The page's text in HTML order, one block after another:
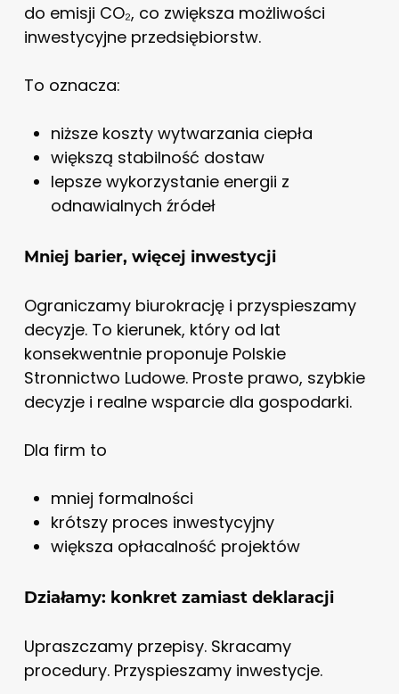
do emisji CO₂, co zwiększa możliwości
inwestycyjne przedsiębiorstw.
To oznacza:
niższe koszty wytwarzania ciepła
większą stabilność dostaw
lepsze wykorzystanie energii z
odnawialnych źródeł
Mniej barier, więcej inwestycji
Ograniczamy biurokrację i przyspieszamy
decyzje. To kierunek, który od lat
konsekwentnie proponuje Polskie
Stronnictwo Ludowe. Proste prawo, szybkie
decyzje i realne wsparcie dla gospodarki.
Dla firm to
mniej formalności
krótszy proces inwestycyjny
większa opłacalność projektów
Działamy: konkret zamiast deklaracji
Upraszczamy przepisy. Skracamy
procedury. Przyspieszamy inwestycje.